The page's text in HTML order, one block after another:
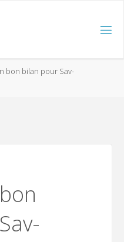
bon bilan pour Sav-